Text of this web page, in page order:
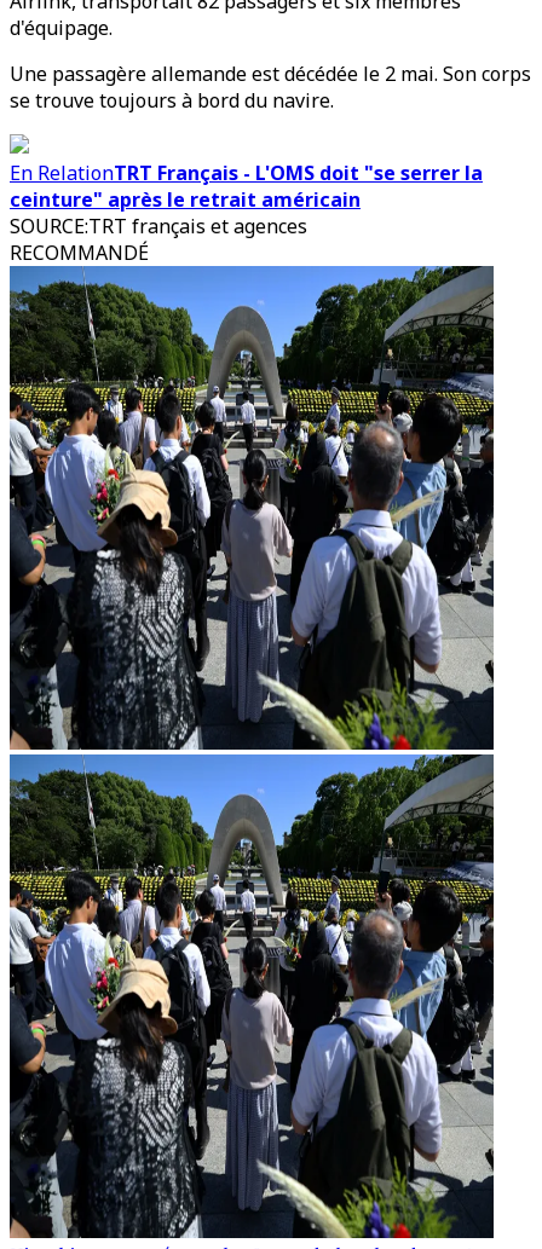
d'équipage.
Une passagère allemande est décédée le 2 mai. Son corps
se trouve toujours à bord du navire.
En RelationTRT Français - L'OMS doit "se serrer la
ceinture" après le retrait américain
SOURCE:TRT français et agences
RECOMMANDÉ